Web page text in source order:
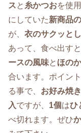
スと 糸かつおを使
にしていた新商品
が、 衣のサクッと
あって、食べ出す
ースの風味と ほの
合います。ポイン
る事で、 お好み焼
入ですが、 1個はひ
べ切れます。ぜひ